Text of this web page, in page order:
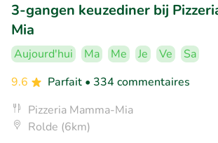
3-gangen keuzediner bij
Mia
Aujourd'hui Ma Me Je Ve
Sa
9.6
Parfait • 334 commentaires
Pizzeria Mamma-Mia
Rolde (6km)